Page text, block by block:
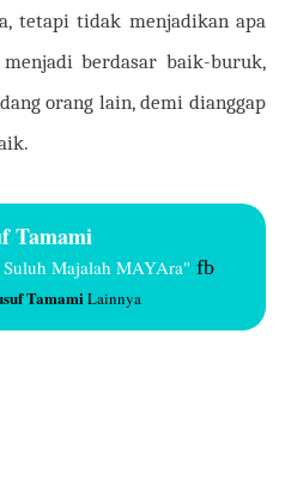
tetapi tidak menjadikan apa
berdasar baik-buruk,
orang lain, demi dianggap
Tamami
Majalah MAYAra" fb
TamamiLainnya